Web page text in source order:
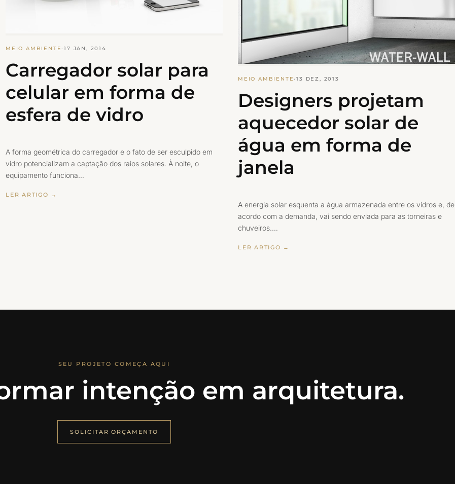
MEIO AMBIENTE·17 JAN, 2014
Carregador solar para
celular em forma de
esfera de vidro
A forma geométrica do carregador e o fato de ser esculpido em
vidro potencializam a captação dos raios solares. À noite, o
equipamento funciona…
LER ARTIGO →
MEIO AMBIENTE·13 DEZ, 2013
Designers projetam
aquecedor solar de
água em forma de
janela
A energia solar esquenta a água armazenada entre os vidros e, de
acordo com a demanda, vai sendo enviada para as torneiras e
chuveiros.…
LER ARTIGO →
SEU PROJETO COMEÇA AQUI
intenção em arquitetura.
SOLICITAR ORÇAMENTO